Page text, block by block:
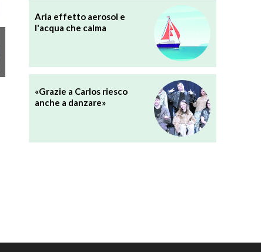
Aria effetto aerosol e
l'acqua che calma
«Grazie a Carlos riesco
anche a danzare»